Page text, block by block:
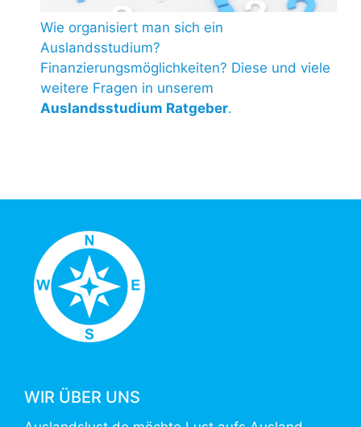
Wie organisiert man sich ein
Auslandsstudium?
Finanzierungsmöglichkeiten? Diese und viele
weitere Fragen in unserem
Auslandsstudium Ratgeber.
WIR ÜBER UNS